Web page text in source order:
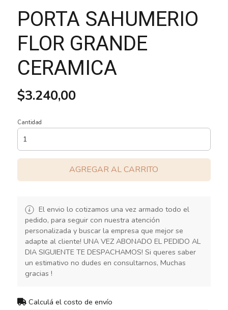
PORTA SAHUMERIO
FLOR GRANDE
CERAMICA
$3.240,00
Cantidad
AGREGAR AL CARRITO
El envio lo cotizamos una vez armado todo el
pedido, para seguir con nuestra atención
personalizada y buscar la empresa que mejor se
adapte al cliente! UNA VEZ ABONADO EL PEDIDO AL
DIA SIGUIENTE TE DESPACHAMOS! Si queres saber
un estimativo no dudes en consultarnos, Muchas
gracias !
Calculá el costo de envío